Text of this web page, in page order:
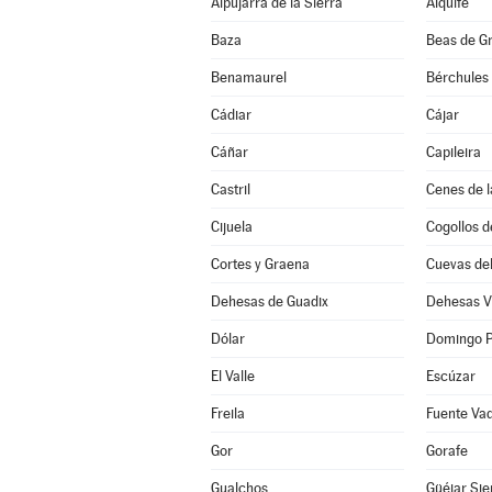
Baza Beas de
Benamaurel Bérchules
Cádiar Cájar
Cáñar Capileira
Castril Cenes de
Cijuela Cogollos
Cortes y Graena Cuevas
Dehesas de Guadix Dehesas
Dólar Domingo
El Valle Escúzar
Freila Fuente
Gor Gorafe
Gualchos Güéjar